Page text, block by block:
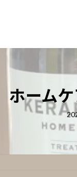
ホーム